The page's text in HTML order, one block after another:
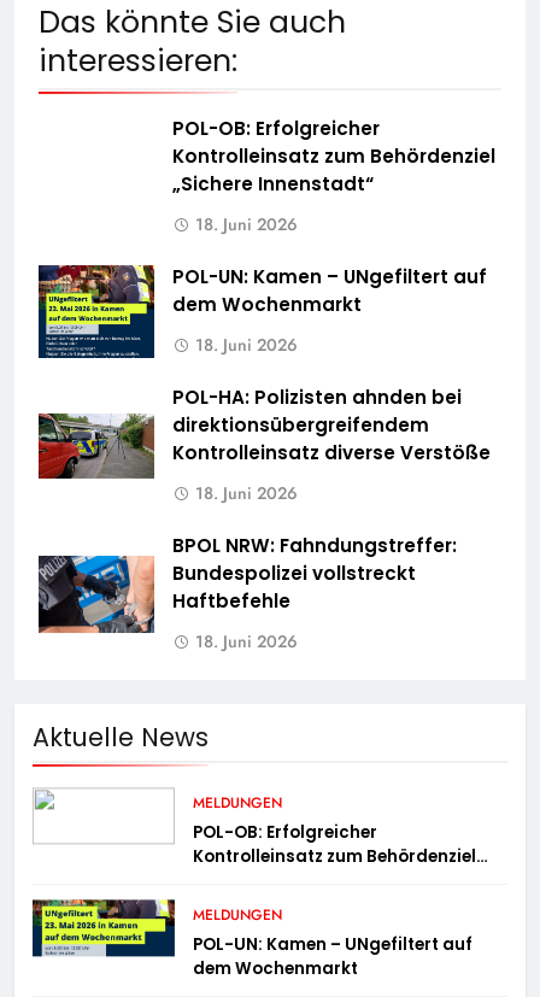
Das könnte Sie auch
interessieren:
POL-OB: Erfolgreicher
Kontrolleinsatz zum Behördenziel
„Sichere Innenstadt“
18. Juni 2026
POL-UN: Kamen – UNgefiltert auf
dem Wochenmarkt
18. Juni 2026
POL-HA: Polizisten ahnden bei
direktionsübergreifendem
Kontrolleinsatz diverse Verstöße
18. Juni 2026
BPOL NRW: Fahndungstreffer:
Bundespolizei vollstreckt
Haftbefehle
18. Juni 2026
Aktuelle News
MELDUNGEN
POL-OB: Erfolgreicher
Kontrolleinsatz zum Behördenziel
MELDUNGEN
POL-UN: Kamen – UNgefiltert auf
dem Wochenmarkt